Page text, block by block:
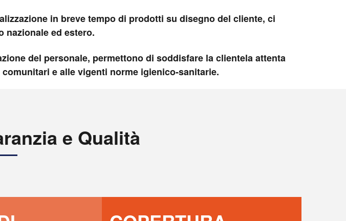
in breve tempo di prodotti su disegno del cliente, ci
nazionale ed estero.
del personale, permettono di soddisfare la clientela attenta
e alle vigenti norme igienico-sanitarie.
e Qualità